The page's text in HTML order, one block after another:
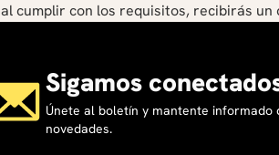
al cumplir con los requisitos, recibirás un
Sigamos
Únete al boletín y mantente informado
novedades.